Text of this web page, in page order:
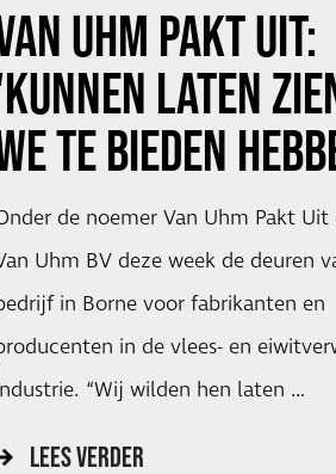
UHM PAKT UIT:
LATEN
TE BIEDEN
de noemer Van Uhm Pakt Uit
Uhm BV deze week de deuren
in Borne voor fabrikanten en
in de vlees- en
“Wij wilden hen laten …
LEES VERDER